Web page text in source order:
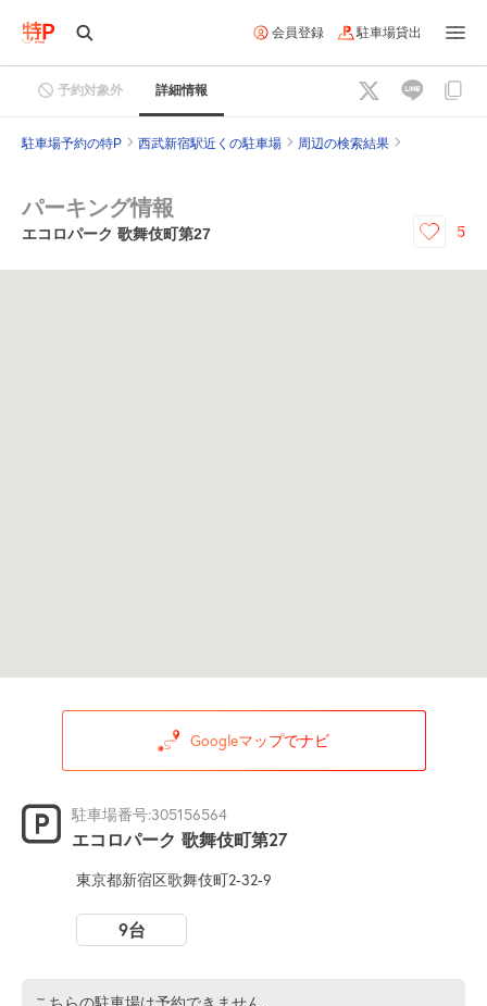
会員登録 駐車場貸出
予約対象外 詳細情報
駐車場予約の特P 西武新宿駅近くの駐車場 周辺の検索結果
パーキング情報
エコロパーク 歌舞伎町第27 5
Googleマップでナビ
駐車場番号:305156564
エコロパーク 歌舞伎町第27
東京都新宿区歌舞伎町2-32-9
9台